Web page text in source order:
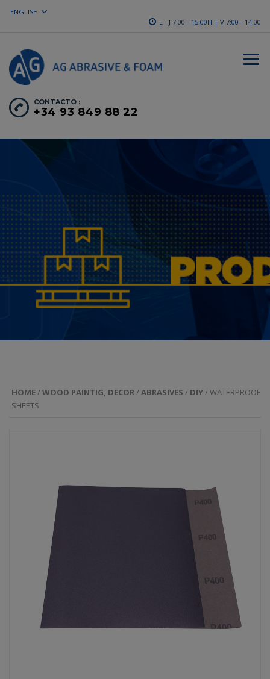
ENGLISH
L - J 7:00 - 15:00H | V 7:00 - 14:00
CONTACTO :
+34 93 849 88 22
HOME /WOOD PAINTIG, DECOR /ABRASIVES / DIY / WATERPROOF
SHEETS